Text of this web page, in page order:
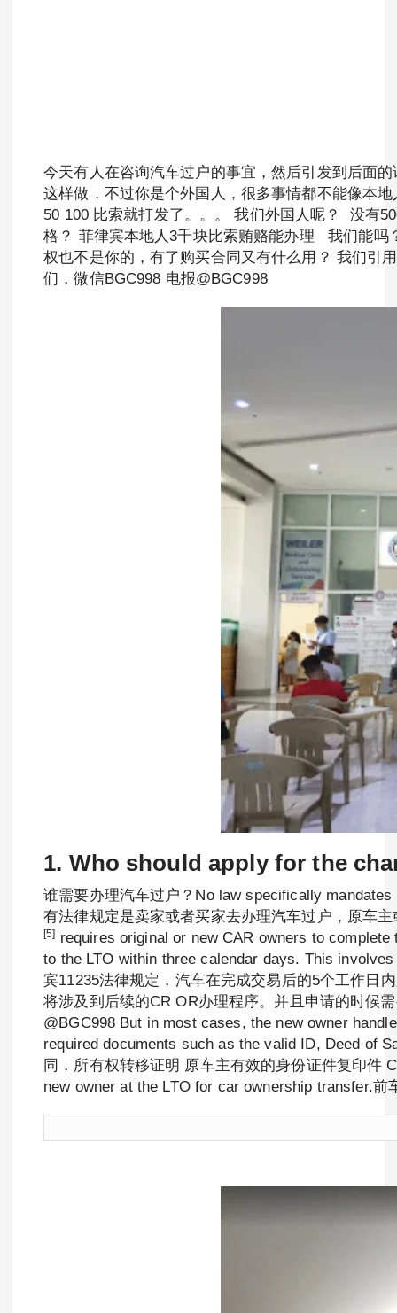
今天有人在咨询汽车过户的事宜，然后引发到后面
这样做，不过你是个外国人，很多事情都不能像本
50 100 比索就打发了。。。 我们外国人呢？ 没有
格？ 菲律宾本地人3千块比索贿赂能办理 我们能吗
权也不是你的，有了购买合同又有什么用？ 我们引
们，微信BGC998 电报@BGC998
1. Who should apply for the
谁需要办理汽车过户？No law specifically
有法律规定是卖家或者买家去办理汽车过户，原车
[5] requires original or new CAR owners to
to the LTO within three calendar days. This
宾11235法律规定，汽车在完成交易后的5个工作日
将涉及到后续的CR OR办理程序。并且申请的时候
@BGC998 But in most cases, the new owner
required documents such as the valid ID, Deed of
同，所有权转移证明 原车主有效的身份证件复印件
new owner at the LTO for car ownership transfer.